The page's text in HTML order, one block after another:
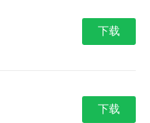
坊合成稀有武器零
深度影响战斗风格；
4v4、8v8团队战及
秀操作，也可与队友
下载
下载